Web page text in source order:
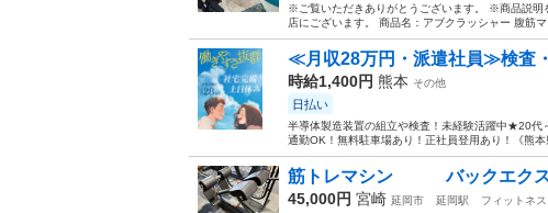
※ご覧いただきありがとうございます。 ※商品説明
店にございます。 商品名：アブクラッシャー 腹筋
≪月収28万円・派遣社員≫検査
時給1,400円 熊本 その他
日払い
半導体製造装置の組立や検査！未経験活躍中★20
通勤OK！無料駐車場あり！正社員登用あり！《熊
筋トレマシン バックエクス
45,000円 宮崎 延岡市 延岡駅
フィットネ